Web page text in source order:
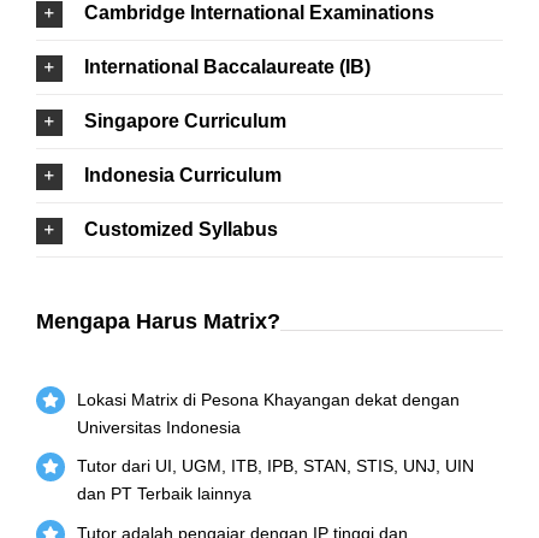
Cambridge International Examinations
International Baccalaureate (IB)
Singapore Curriculum
Indonesia Curriculum
Customized Syllabus
Mengapa Harus Matrix?
Lokasi Matrix di Pesona Khayangan dekat dengan
Universitas Indonesia
Tutor dari UI, UGM, ITB, IPB, STAN, STIS, UNJ, UIN
dan PT Terbaik lainnya
Tutor adalah pengajar dengan IP tinggi dan